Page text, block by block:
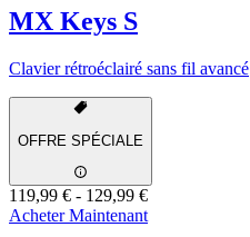
MX Keys S
Clavier rétroéclairé sans fil avancé
OFFRE SPÉCIALE
119,99 € - 129,99 €
Acheter Maintenant